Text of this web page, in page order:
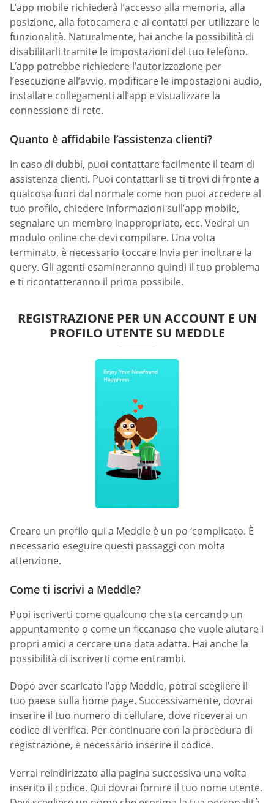
L’app mobile richiederà l’accesso alla memoria, alla
posizione, alla fotocamera e ai contatti per utilizzare le
funzionalità. Naturalmente, hai anche la possibilità di
disabilitarli tramite le impostazioni del tuo telefono.
L’app potrebbe richiedere l’autorizzazione per
l’esecuzione all’avvio, modificare le impostazioni audio,
installare collegamenti all’app e visualizzare la
connessione di rete.
Quanto è affidabile l’assistenza clienti?
In caso di dubbi, puoi contattare facilmente il team di
assistenza clienti. Puoi contattarli se ti trovi di fronte a
qualcosa fuori dal normale come non puoi accedere al
tuo profilo, chiedere informazioni sull’app mobile,
segnalare un membro inappropriato, ecc. Vedrai un
modulo online che devi compilare. Una volta
terminato, è necessario toccare Invia per inoltrare la
query. Gli agenti esamineranno quindi il tuo problema
e ti ricontatteranno il prima possibile.
REGISTRAZIONE PER UN ACCOUNT E UN
PROFILO UTENTE SU MEDDLE
Creare un profilo qui a Meddle è un po ‘complicato. È
necessario eseguire questi passaggi con molta
attenzione.
Come ti iscrivi a Meddle?
Puoi iscriverti come qualcuno che sta cercando un
appuntamento o come un ficcanaso che vuole aiutare i
propri amici a cercare una data adatta. Hai anche la
possibilità di iscriverti come entrambi.
Dopo aver scaricato l’app Meddle, potrai scegliere il
tuo paese sulla home page. Successivamente, dovrai
inserire il tuo numero di cellulare, dove riceverai un
codice di verifica. Per continuare con la procedura di
registrazione, è necessario inserire il codice.
Verrai reindirizzato alla pagina successiva una volta
inserito il codice. Qui dovrai fornire il tuo nome utente.